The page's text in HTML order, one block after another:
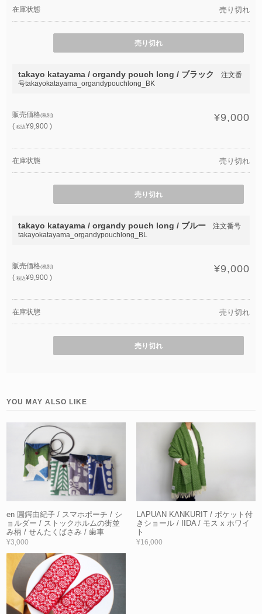
在庫状態 売り切れ
売り切れ
takayo katayama / organdy pouch long / ブラック
注文番
号takayokatayama_organdypouchlong_BK
販売価格(税別)
(税込¥9,900 )
¥9,000
在庫状態 売り切れ
売り切れ
takayo katayama / organdy pouch long / ブルー
注文番号
takayokatayama_organdypouchlong_BL
販売価格(税別)
(税込¥9,900 )
¥9,000
在庫状態 売り切れ
売り切れ
YOU MAY ALSO LIKE
en 圓鍔由紀子 / スマホポーチ / シ
ョルダー / ストックホルムの街並
み柄 / せんたくばさみ / 歯車
¥3,000
LAPUAN KANKURIT / ポケット付
きショール / IIDA / モス x ホワイ
ト
¥16,000